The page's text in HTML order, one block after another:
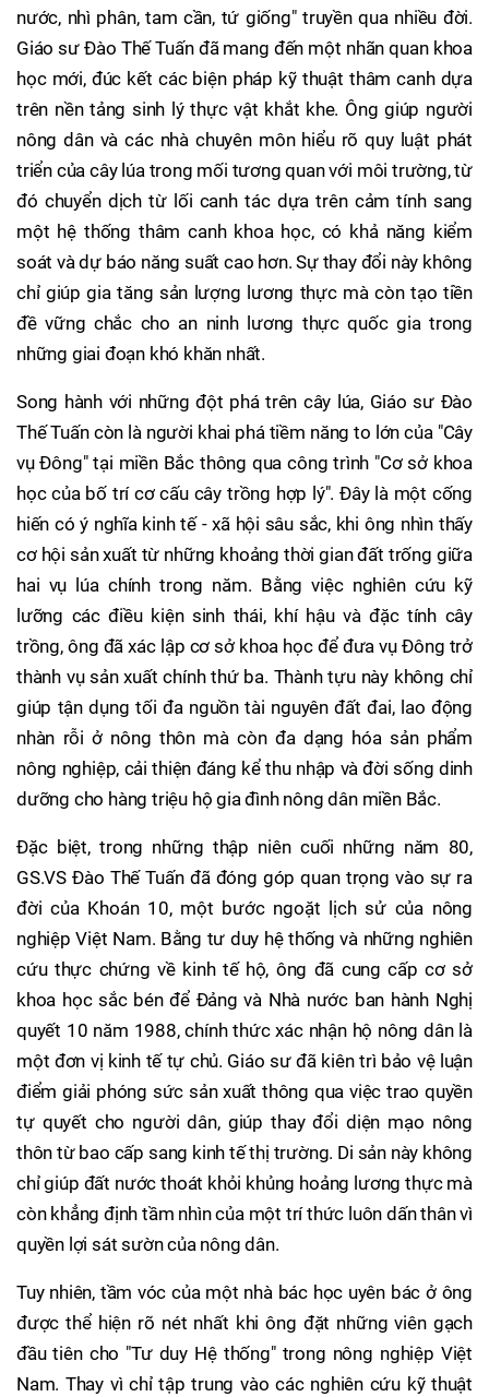
nước, nhì phân, tam cần, tứ giống" truyền qua nhiều đời.
Giáo sư Đào Thế Tuấn đã mang đến một nhãn quan khoa
học mới, đúc kết các biện pháp kỹ thuật thâm canh dựa
trên nền tảng sinh lý thực vật khắt khe. Ông giúp người
nông dân và các nhà chuyên môn hiểu rõ quy luật phát
triển của cây lúa trong mối tương quan với môi trường, từ
đó chuyển dịch từ lối canh tác dựa trên cảm tính sang
một hệ thống thâm canh khoa học, có khả năng kiểm
soát và dự báo năng suất cao hơn. Sự thay đổi này không
chỉ giúp gia tăng sản lượng lương thực mà còn tạo tiền
đề vững chắc cho an ninh lương thực quốc gia trong
những giai đoạn khó khăn nhất.
Song hành với những đột phá trên cây lúa, Giáo sư Đào
Thế Tuấn còn là người khai phá tiềm năng to lớn của "Cây
vụ Đông" tại miền Bắc thông qua công trình "Cơ sở khoa
học của bố trí cơ cấu cây trồng hợp lý". Đây là một cống
hiến có ý nghĩa kinh tế - xã hội sâu sắc, khi ông nhìn thấy
cơ hội sản xuất từ những khoảng thời gian đất trống giữa
hai vụ lúa chính trong năm. Bằng việc nghiên cứu kỹ
lưỡng các điều kiện sinh thái, khí hậu và đặc tính cây
trồng, ông đã xác lập cơ sở khoa học để đưa vụ Đông trở
thành vụ sản xuất chính thứ ba. Thành tựu này không chỉ
giúp tận dụng tối đa nguồn tài nguyên đất đai, lao động
nhàn rỗi ở nông thôn mà còn đa dạng hóa sản phẩm
nông nghiệp, cải thiện đáng kể thu nhập và đời sống dinh
dưỡng cho hàng triệu hộ gia đình nông dân miền Bắc.
Đặc biệt, trong những thập niên cuối những năm 80,
GS.VS Đào Thế Tuấn đã đóng góp quan trọng vào sự ra
đời của Khoán 10, một bước ngoặt lịch sử của nông
nghiệp Việt Nam. Bằng tư duy hệ thống và những nghiên
cứu thực chứng về kinh tế hộ, ông đã cung cấp cơ sở
khoa học sắc bén để Đảng và Nhà nước ban hành Nghị
quyết 10 năm 1988, chính thức xác nhận hộ nông dân là
một đơn vị kinh tế tự chủ. Giáo sư đã kiên trì bảo vệ luận
điểm giải phóng sức sản xuất thông qua việc trao quyền
tự quyết cho người dân, giúp thay đổi diện mạo nông
thôn từ bao cấp sang kinh tế thị trường. Di sản này không
chỉ giúp đất nước thoát khỏi khủng hoảng lương thực mà
còn khẳng định tầm nhìn của một trí thức luôn dấn thân vì
quyền lợi sát sườn của nông dân.
Tuy nhiên, tầm vóc của một nhà bác học uyên bác ở ông
được thể hiện rõ nét nhất khi ông đặt những viên gạch
đầu tiên cho "Tư duy Hệ thống" trong nông nghiệp Việt
Nam. Thay vì chỉ tập trung vào các nghiên cứu kỹ thuật